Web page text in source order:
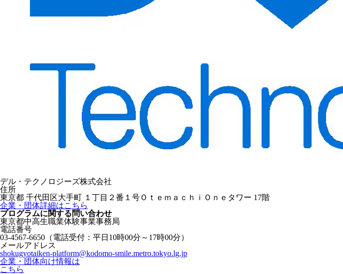
デル・テクノロジーズ株式会社
住所
東京都 千代田区大手町 １丁目２番１号ＯｔｅｍａｃｈｉＯｎｅタワー 17階
企業・団体詳細はこちら
プログラムに関する問い合わせ
東京都中高生職業体験事業事務局
電話番号
03-4567-6650 （電話受付：平日10時00分～17時00分）
メールアドレス
shokugyotaiken-platform@kodomo-smile.metro.tokyo.lg.jp
企業・団体向け情報は
こちら